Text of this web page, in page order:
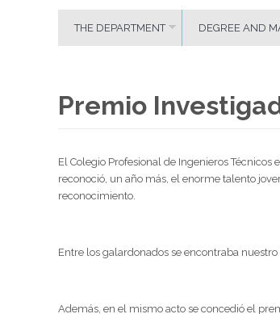
THE DEPARTMENT DEGREE AND
Premio
El Colegio Profesional de Ingenieros Técnicos
reconoció, un año más, el enorme talento
reconocimiento.
Entre los galardonados se encontraba
Además, en el mismo acto se concedió el